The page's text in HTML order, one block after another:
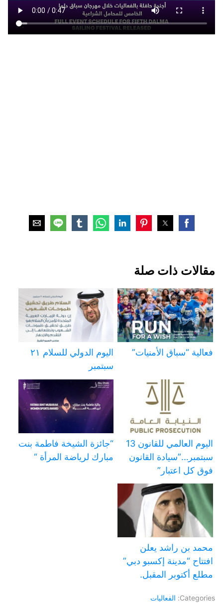
مقالات ذات صلة
فعالية “سباق الأمنيات”
اليوم الدولي للسلام ٢١
سبتمبر
اليوم العالمي للقانون 13
سبتمبر…”سيادة القانون
فوق كل اعتبار”
“جائزة الشيخة فاطمة بنت
مبارك لرياضة المرأة “
محمد بن راشد يعلن
افتتاح “مدينة إكسبو دبي”
مطلع أكتوبر المقبل.
Categories: الفعاليات